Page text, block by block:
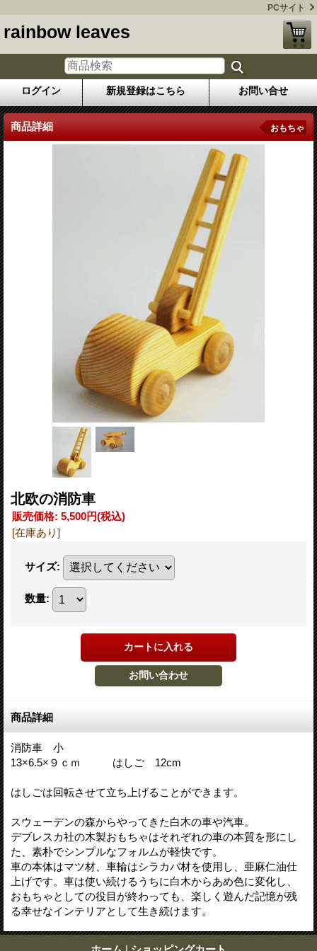
PCサイト
rainbow leaves
ログイン 新規登録はこちら お問い合せ
商品詳細 おもちゃ
北欧の消防車
販売価格: 5,500円(税込)
[在庫あり]
サイズ:
数量:
商品詳細
消防車 小
13×6.5×９ｃｍ はしご 12cm
はしごは回転させて立ち上げることができます。
スウェーデンの森からやってきた白木の車や汽車。
デブレスカ社の木製おもちゃはそれぞれの車の本質を形にし
た、素朴でシンプルなフォルムが軽快です。
車の本体はマツ材、車輪はシラカバ材を使用し、亜麻仁油仕
上げです。車は使い続けるうちに白木からあめ色に変化し、
おもちゃとしての役目が終わっても、楽しく遊んだ記憶が残
る幸せなインテリアとして生き続けます。